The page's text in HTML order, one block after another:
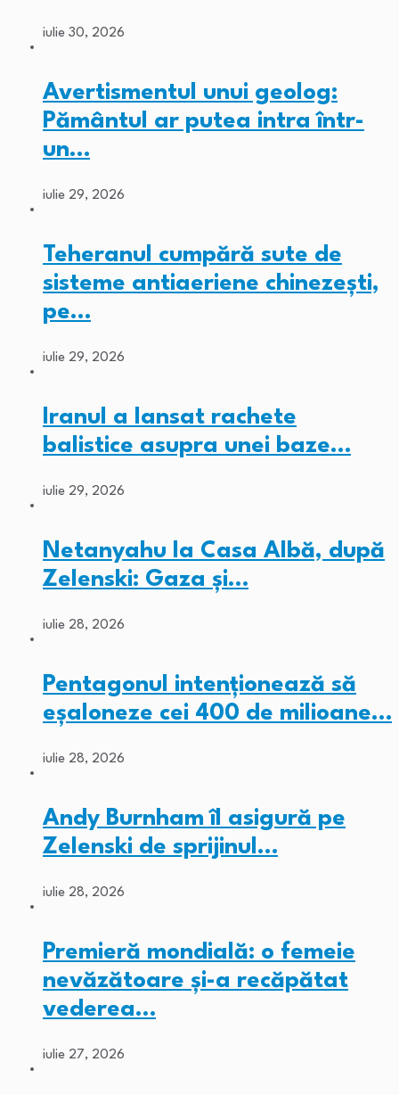
iulie 30, 2026
Avertismentul unui geolog:
Pământul ar putea intra într-
un…
iulie 29, 2026
Teheranul cumpără sute de
sisteme antiaeriene chinezești,
pe…
iulie 29, 2026
Iranul a lansat rachete
balistice asupra unei baze…
iulie 29, 2026
Netanyahu la Casa Albă, după
Zelenski: Gaza și…
iulie 28, 2026
Pentagonul intenționează să
eșaloneze cei 400 de milioane…
iulie 28, 2026
Andy Burnham îl asigură pe
Zelenski de sprijinul…
iulie 28, 2026
Premieră mondială: o femeie
nevăzătoare și-a recăpătat
vederea…
iulie 27, 2026